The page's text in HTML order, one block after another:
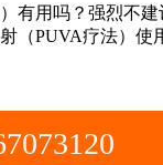
用吗？强烈不建
（PUVA疗法）使